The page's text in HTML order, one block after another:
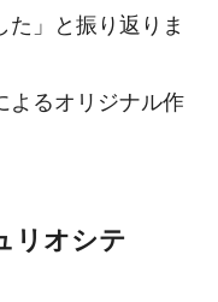
た」と振り返りま
よるオリジナル作
リオシテ